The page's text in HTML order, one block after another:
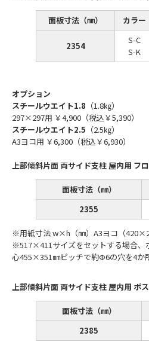
面板寸法（㎜） カラー
2354
S-C
S-K
オプション
スチールウエイト1.8 （1.8㎏）
297×297用 ￥4,900（税込￥5,390）
スチールウエイト2.5 （2.5㎏）
A3ヨコ用 ￥6,300（税込￥6,930）
上部傾斜片面 両サイド支柱 屋内用 フ
面板寸法（㎜）
2355
※用紙寸法 w×h（㎜）A3ヨコ（
※517×411サイズをセットする場合、
心455×351㎜ピッチで約Ф6の穴を4か
上部傾斜片面 両サイド支柱 屋内用 ポ
面板寸法（㎜）
2385